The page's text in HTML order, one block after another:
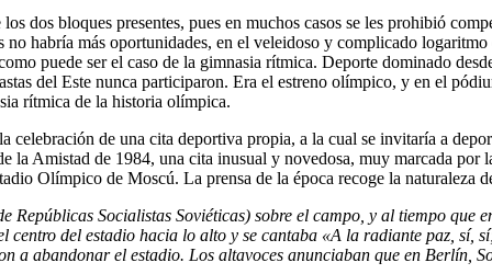
dos bloques presentes, pues en muchos casos se les prohibió
habría más oportunidades, en el veleidoso y complicado
puede ser el caso de la gimnasia rítmica. Deporte dominado
del Este nunca participaron. Era el estreno olímpico, y en el
rítmica de la historia olímpica.
la celebración de una cita deportiva propia, a la cual se invitaría a
la Amistad de 1984, una cita inusual y novedosa, muy marcada por
Olímpico de Moscú. La prensa de la época recoge la naturaleza
Socialistas Soviéticas) sobre el campo, y al tiempo que
centro del estadio hacia lo alto y se cantaba «A la radiante paz, sí,
a abandonar el estadio. Los altavoces anunciaban que en Berlín,